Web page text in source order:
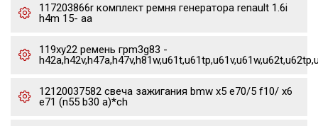
117203866r комплект ремня генератора renault 1.6i
h4m 15- aa
119xy22 ремень грm3g83 -
12120037582 свеча зажигания bmw x5 e70/5 f10/ x6
e71 (n55 b30 a)*ch